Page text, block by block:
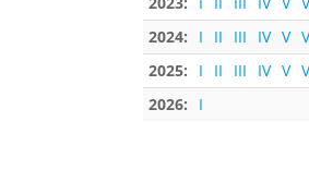
2024:
I II III IV V
2025:
I II III IV V
2026:
I